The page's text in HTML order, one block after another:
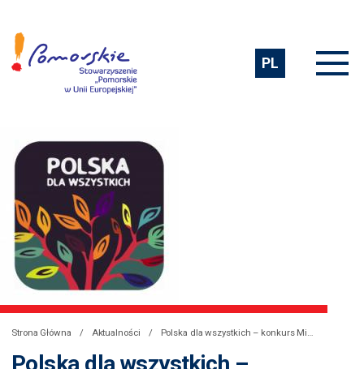
PL
Strona Główna Aktualności Polska dla wszystkich – konkurs Ministra Spraw Zagranicznych